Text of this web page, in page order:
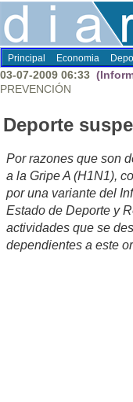
Principal Economia
03-07-2009 06:33
PREVENCIÓN
Deporte
Por razones que son
a la Gripe A (H1N1),
por una variante del
Estado de Deporte y
actividades que se
dependientes a este